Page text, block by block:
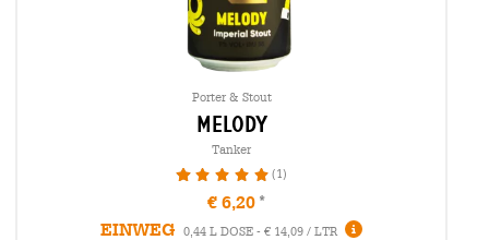
Porter & Stout
melody
Tanker
100% (1)
€ 6,20
EINWEG
0,44 L DOSE - € 14,09 / LTR